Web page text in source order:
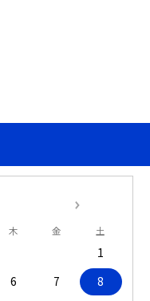
木 金 土
1
6 7
8